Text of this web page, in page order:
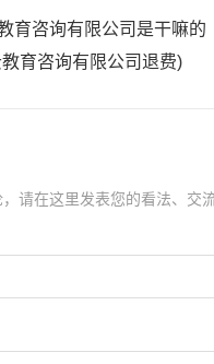
育咨询有限公司是干嘛的
育咨询有限公司退费)
请在这里发表您的看法、交流